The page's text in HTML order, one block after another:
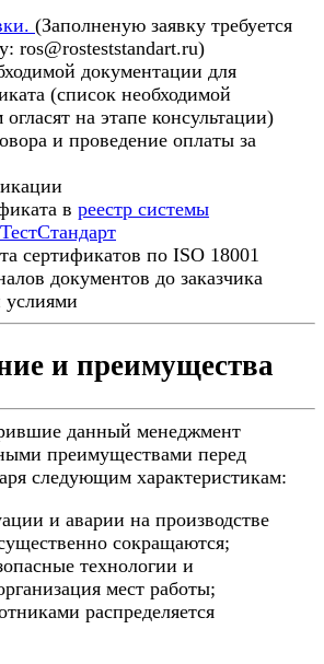
(Заполненую заявку требуется
ros@rosteststandart.ru)
документации для
(список необходимой
на этапе консультации)
и проведение оплаты за
в реестр системы
сертификатов по ISO 18001
документов до заказчика
и преимущества
данный менеджмент
преимуществами перед
следующим характеристикам:
и аварии на производстве
сокращаются;
технологии и
мест работы;
распределяется